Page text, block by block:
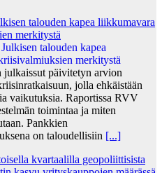
talouden kapea liikkumavara
merkitystä
päivitetyn arvion
jolla ehkäistään
vaikutuksia. Raportissa RVV
toimintaa ja miten
Pankkien
on taloudellisiin [...]
kvartaalilla geopoliittisista